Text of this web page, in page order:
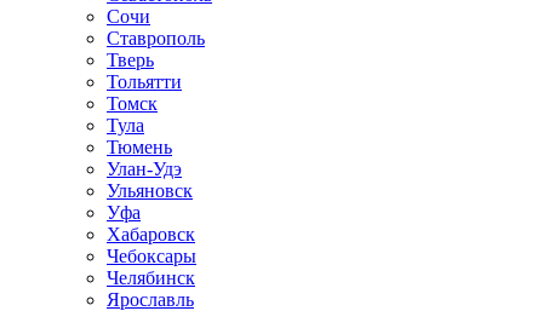
Сочи
Ставрополь
Тверь
Тольятти
Томск
Тула
Тюмень
Улан-Удэ
Ульяновск
Уфа
Хабаровск
Чебоксары
Челябинск
Ярославль